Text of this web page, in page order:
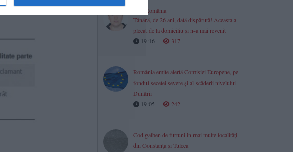
Știri România
Tânără, de 26 ani, dată dispărută! Aceasta a
plecat de la domiciliu și n-a mai revenit
19:16
317
România emite alertă Comisiei Europene, pe
fondul secetei severe și al scăderii nivelului
Dunării
19:05
242
Cod galben de furtuni în mai multe localități
din Constanța și Tulcea